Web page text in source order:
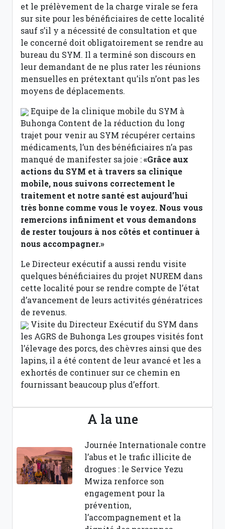
et le prélèvement de la charge virale se fera
sur site pour les bénéficiaires de cette localité
sauf s’il y a nécessité de consultation et que
le concerné doit obligatoirement se rendre au
bureau du SYM. Il a terminé son discours en
leur demandant de ne plus rater les réunions
mensuelles en prétextant qu’ils n’ont pas les
moyens de déplacements.
Equipe de la clinique mobile du SYM à
Buhonga Content de la réduction du long
trajet pour venir au SYM récupérer certains
médicaments, l’un des bénéficiaires n’a pas
manqué de manifester sa joie :«Grâce aux
actions du SYM et à travers sa clinique
mobile, nous suivons correctement le
traitement et notre santé est aujourd’hui
très bonne comme vous le voyez. Nous vous
remercions infiniment et vous demandons
de rester toujours à nos côtés et continuer à
nous accompagner.»
Le Directeur exécutif a aussi rendu visite
quelques bénéficiaires du projet NUREM dans
cette localité pour se rendre compte de l’état
d’avancement de leurs activités génératrices
de revenus.
Visite du Directeur Exécutif du SYM dans
les AGRS de Buhonga Les groupes visités font
l’élevage des porcs, des chèvres ainsi que des
lapins, il a été content de leur avancé et les a
exhortés de continuer sur ce chemin en
fournissant beaucoup plus d’effort.
A la une
Journée Internationale contre
l’abus et le trafic illicite de
drogues : le Service Yezu
Mwiza renforce son
engagement pour la
prévention,
l’accompagnement et la